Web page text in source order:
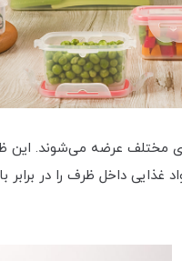
مختلف عرضه می‌شوند.
غذایی داخل ظرف را در